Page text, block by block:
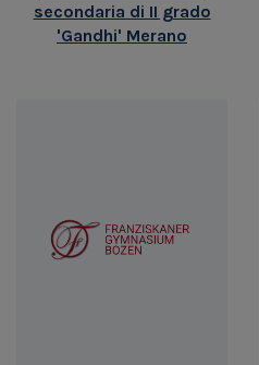
secondaria di II grado
'Gandhi' Merano